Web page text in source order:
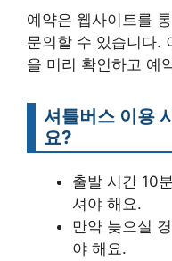
예약은 웹사이트를
문의할 수 있습니다.
을 미리 확인하고 예
셔틀버스 이용
요?
출발 시간 10
셔야 해요.
만약 늦으실
야 해요.